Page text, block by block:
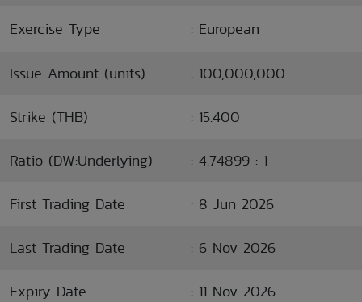
Exercise Type : European
Issue Amount (units) : 100,000,000
Strike (THB) : 15.400
Ratio (DW:Underlying) : 4.74899 : 1
First Trading Date : 8 Jun 2026
Last Trading Date : 6 Nov 2026
Expiry Date : 11 Nov 2026